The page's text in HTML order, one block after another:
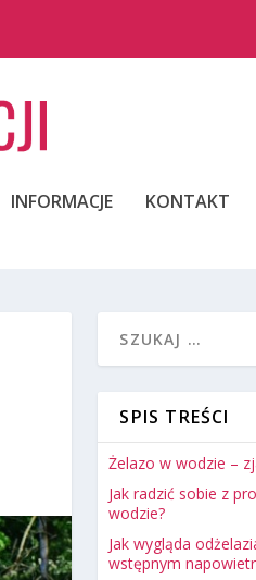
INFORMACJE KONTAKT
SPIS TREŚCI
Żelazo w wodzie –
Jak radzić sobie z
wodzie?
Jak wygląda
wstępnym